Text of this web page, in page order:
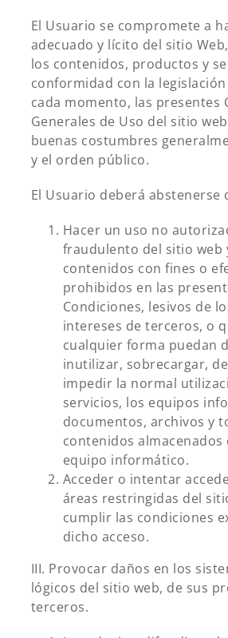
El Usuario se compromete a
adecuado y lícito del sitio
los contenidos, productos y
conformidad con la
cada momento, las presentes
Generales de Uso del sitio
buenas costumbres
y el orden público.
El Usuario deberá abstenerse
Hacer un uso no
fraudulento del sitio web
contenidos con fines o
prohibidos en las
Condiciones, lesivos de
intereses de terceros, o
cualquier forma puedan
inutilizar, sobrecargar,
impedir la normal
servicios, los equipos
documentos, archivos y
contenidos
equipo informático.
Acceder o intentar
áreas restringidas del
cumplir las condiciones
dicho acceso.
III. Provocar daños en los
lógicos del sitio web, de sus
terceros.